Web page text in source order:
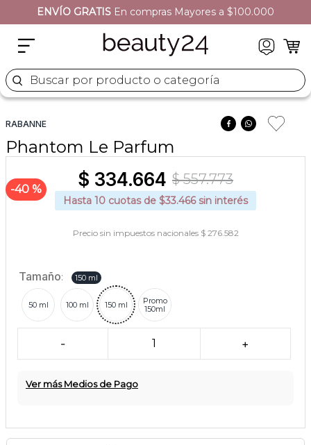
ENVÍO GRATIS En compras Mayores a $100.000
Buscar por producto o categoría
RABANNE
Phantom Le Parfum
40 %
$ 557.773
$ 334.664
Hasta 10 cuotas de $33.466 sin interés
Precio sin impuestos nacionales $ 276.582
Tamaño: 150 ml
50 ml 100 ml 150 ml
Promo
150ml
- 1 +
Ver más Medios de Pago
sets
naj oleari
5. versace